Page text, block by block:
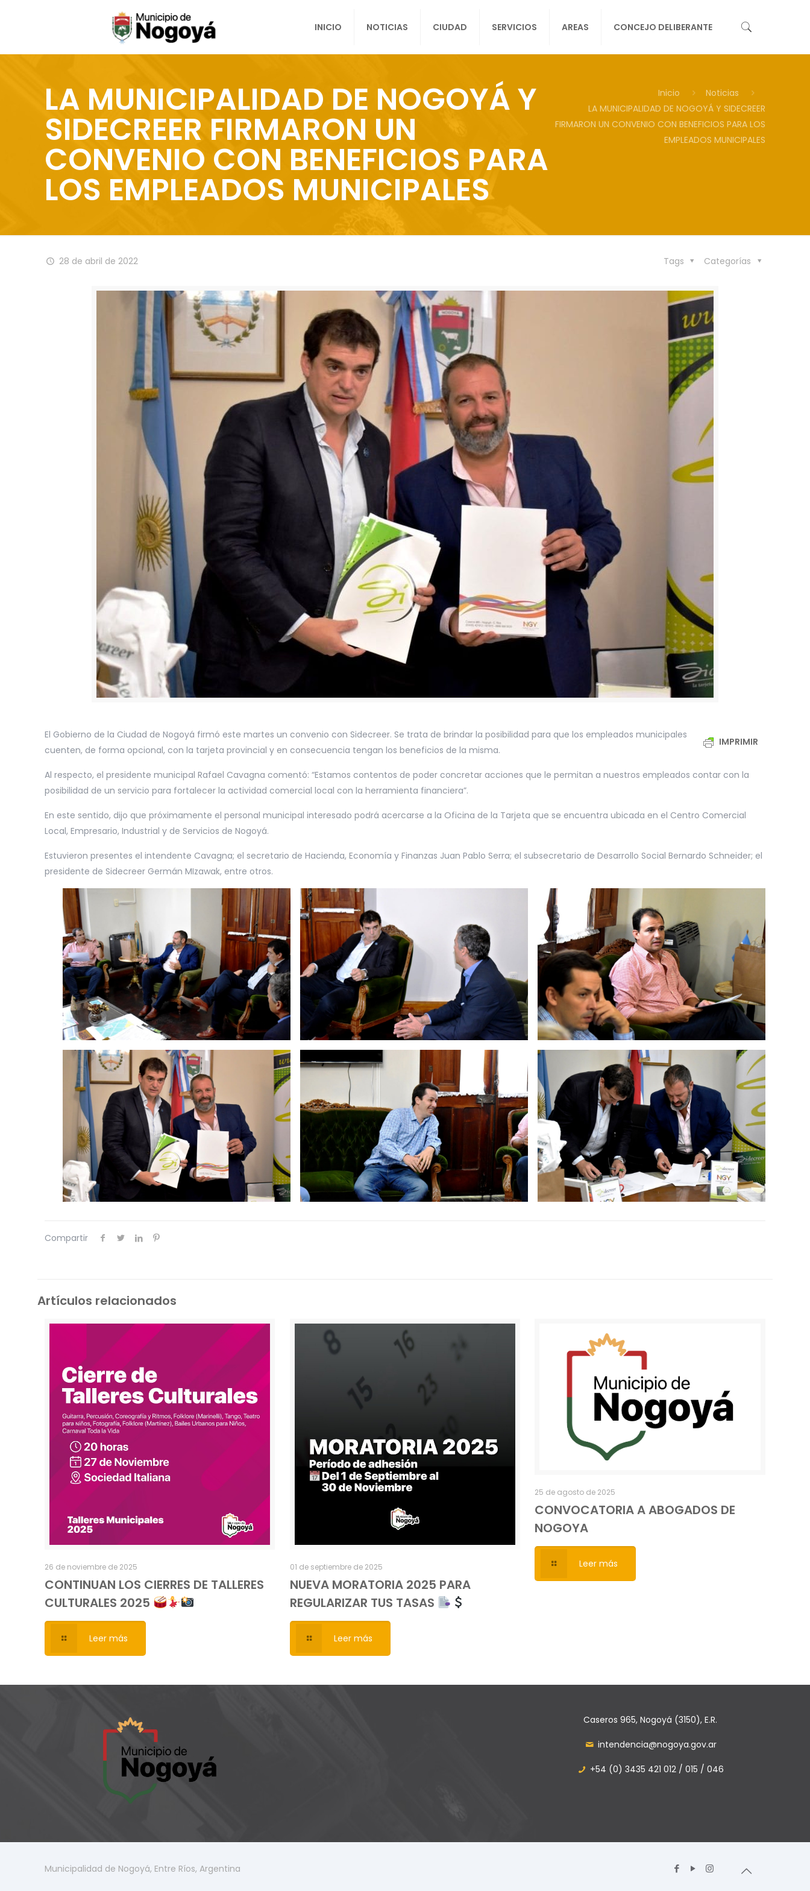
INICIO NOTICIAS CIUDAD SERVICIOS AREAS CONCEJO DELIBERANTE
LA MUNICIPALIDAD DE NOGOYÁ Y
SIDECREER FIRMARON UN
CONVENIO CON BENEFICIOS PARA
LOS EMPLEADOS MUNICIPALES
Inicio
Noticias
LA MUNICIPALIDAD DE NOGOYÁ Y SIDECREER
FIRMARON UN CONVENIO CON BENEFICIOS PARA LOS
EMPLEADOS MUNICIPALES
28 de abril de 2022 Categorías
Tags
IMPRIMIR
El Gobierno de la Ciudad de Nogoyá firmó este martes un convenio con Sidecreer. Se trata de brindar la posibilidad para que los empleados municipales
cuenten, de forma opcional, con la tarjeta provincial y en consecuencia tengan los beneficios de la misma.
Al respecto, el presidente municipal Rafael Cavagna comentó: “Estamos contentos de poder concretar acciones que le permitan a nuestros empleados contar con la
posibilidad de un servicio para fortalecer la actividad comercial local con la herramienta financiera”.
En este sentido, dijo que próximamente el personal municipal interesado podrá acercarse a la Oficina de la Tarjeta que se encuentra ubicada en el Centro Comercial
Local, Empresario, Industrial y de Servicios de Nogoyá.
Estuvieron presentes el intendente Cavagna; el secretario de Hacienda, Economía y Finanzas Juan Pablo Serra; el subsecretario de Desarrollo Social Bernardo Schneider; el
presidente de Sidecreer Germán MIzawak, entre otros.
Compartir
Artículos relacionados
26 de noviembre de 2025
CONTINUAN LOS CIERRES DE TALLERES
CULTURALES 2025
Leer más
01 de septiembre de 2025
NUEVA MORATORIA 2025 PARA
REGULARIZAR TUS TASAS
Leer más
25 de agosto de 2025
CONVOCATORIA A ABOGADOS DE
NOGOYA
Leer más
Caseros 965, Nogoyá (3150), E.R.
intendencia@nogoya.gov.ar
+54 (0) 3435 421 012 / 015 / 046
Municipalidad de Nogoyá, Entre Ríos, Argentina